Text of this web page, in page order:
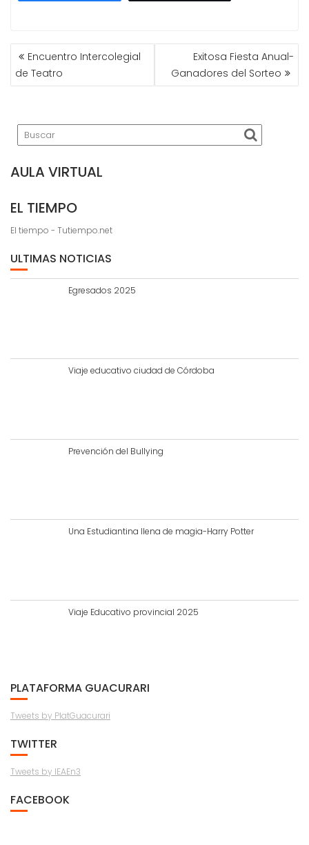
NAVEGACIÓN
DE
ENTRADAS
Encuentro Intercolegial
de Teatro
Exitosa Fiesta Anual-
Ganadores del Sorteo
AULA VIRTUAL
EL TIEMPO
El tiempo - Tutiempo.net
ULTIMAS NOTICIAS
Egresados 2025
Viaje educativo ciudad de Córdoba
Prevención del Bullying
Una Estudiantina llena de magia-Harry Potter
Viaje Educativo provincial 2025
PLATAFORMA GUACURARI
Tweets by PlatGuacurari
TWITTER
Tweets by IEAEn3
FACEBOOK